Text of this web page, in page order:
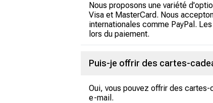
Nous proposons une variété
Visa et MasterCard. Nous
internationales comme PayPal.
lors du paiement.
Puis-je offrir des cartes-
Oui, vous pouvez offrir des
e-mail.